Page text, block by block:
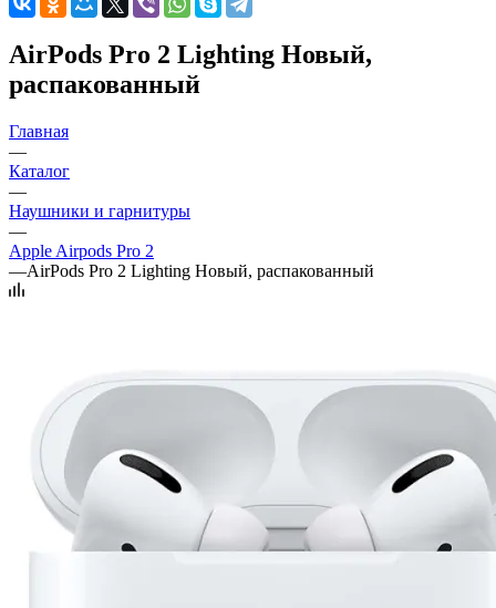
AirPods Pro 2 Lighting Новый,
распакованный
Главная
—
Каталог
—
Наушники и гарнитуры
—
Apple Airpods Pro 2
—AirPods Pro 2 Lighting Новый, распакованный